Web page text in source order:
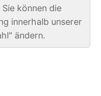
können die
innerhalb unserer
ändern.